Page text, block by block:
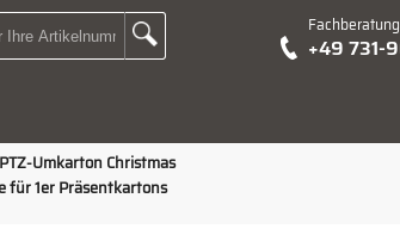
oder Artikelnummer hier eingeben:
Zur Suche Landingpage Fachberatung
+49 731-
Umkarton Christmas
für 1er Präsentkartons